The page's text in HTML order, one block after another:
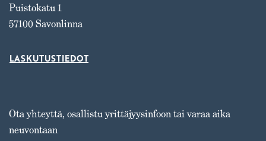
Puistokatu 1
57100 Savonlinna
LASKUTUSTIEDOT
Ota yhteyttä, osallistu yrittäjyysinfoon tai varaa aika
neuvontaan